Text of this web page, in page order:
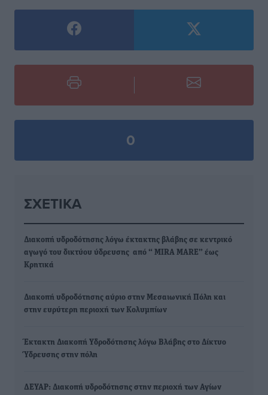
0
ΣΧΕΤΙΚΆ
Διακοπή υδροδότησης λόγω έκτακτης βλάβης σε κεντρικό
αγωγό του δικτύου ύδρευσης από “ MIRA MARE” έως
Κρητικά
Διακοπή υδροδότησης αύριο στην Μεσαιωνική Πόλη και
στην ευρύτερη περιοχή των Κολυμπίων
Έκτακτη Διακοπή Υδροδότησης λόγω Βλάβης στο Δίκτυο
Ύδρευσης στην πόλη
ΔΕΥΑΡ: Διακοπή υδροδότησης στην περιοχή των Αγίων